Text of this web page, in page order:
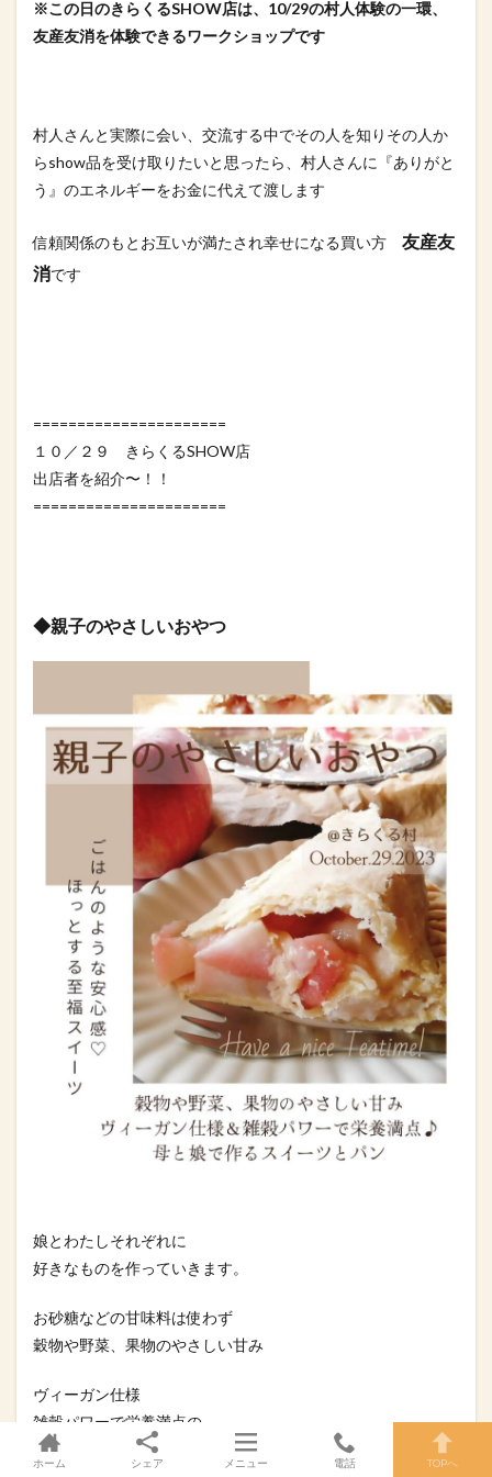
※この日のきらくるSHOW店は、10/29の村人体験の一環、
友産友消を体験できるワークショップです
村人さんと実際に会い、交流する中でその人を知りその人か
らshow品を受け取りたいと思ったら、村人さんに『ありがと
う』のエネルギーをお金に代えて渡します
信頼関係のもとお互いが満たされ幸せになる買い方 友産友
消です
======================
１０／２９ きらくるSHOW店
出店者を紹介〜！！
======================
◆親子のやさしいおやつ
娘とわたしそれぞれに
好きなものを作っていきます。
お砂糖などの甘味料は使わず
穀物や野菜、果物のやさしい甘み
ヴィーガン仕様
雑穀パワーで栄養満点の
体に心にやさしいスイーツやパンをお届けします
ホーム シェア メニュー 電話 TOPへ